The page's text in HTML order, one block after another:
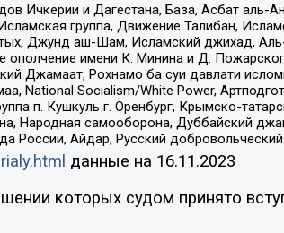
Ичкерии и Дагестана, База, Асбат аль-
группа, Движение Талибан,
Джунд аш-Шам, Исламский джихад,
имени К. Минина и Д.
Джамаат, Рохнамо ба суи давлати
Socialism/White Power,
п. Кушкуль г. Оренбург, Крымско-
Народная самооборона, Дуббайский
России, Айдар, Русский
данные на 16.11.2023
которых судом принято